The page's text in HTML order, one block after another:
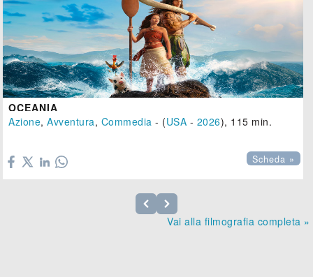
OCEANIA
Azione,Avventura, Commedia - (USA - 2026), 115 min.
Scheda »
Vai alla filmografia completa »